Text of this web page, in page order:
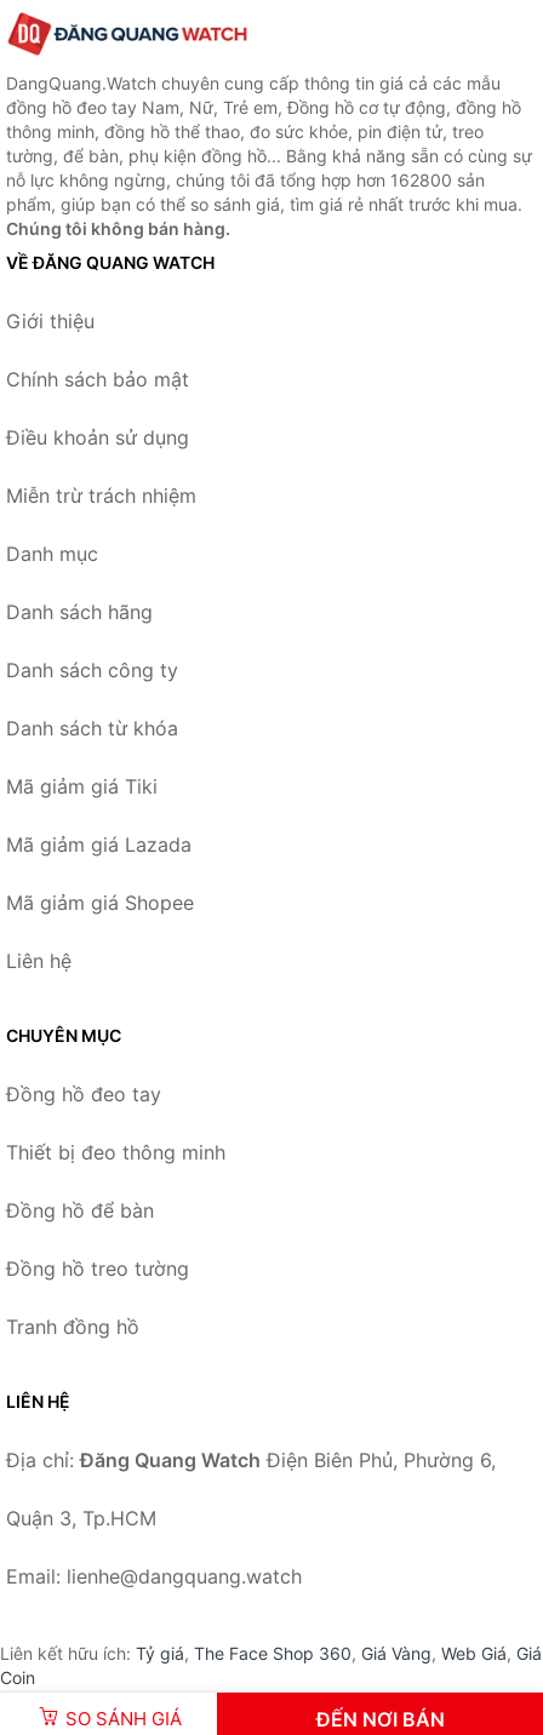
SO SÁNH GIÁ ĐẾN NƠI BÁN
DangQuang.Watch chuyên cung cấp thông tin giá cả các mẫu
đồng hồ đeo tay Nam, Nữ, Trẻ em, Đồng hồ cơ tự động, đồng hồ
thông minh, đồng hồ thể thao, đo sức khỏe, pin điện tử, treo
tường, để bàn, phụ kiện đồng hồ... Bằng khả năng sẵn có cùng sự
nỗ lực không ngừng, chúng tôi đã tổng hợp hơn 162800 sản
phẩm, giúp bạn có thể so sánh giá, tìm giá rẻ nhất trước khi mua.
Chúng tôi không bán hàng.
VỀ ĐĂNG QUANG WATCH
Giới thiệu
Chính sách bảo mật
Điều khoản sử dụng
Miễn trừ trách nhiệm
Danh mục
Danh sách hãng
Danh sách công ty
Danh sách từ khóa
Mã giảm giá Tiki
Mã giảm giá Lazada
Mã giảm giá Shopee
Liên hệ
CHUYÊN MỤC
Đồng hồ đeo tay
Thiết bị đeo thông minh
Đồng hồ để bàn
Đồng hồ treo tường
Tranh đồng hồ
LIÊN HỆ
Địa chỉ:Đăng Quang Watch Điện Biên Phủ, Phường 6,
Quận 3, Tp.HCM
Email: lienhe@dangquang.watch
Liên kết hữu ích: Tỷ giá, The Face Shop 360, Giá Vàng, Web Giá, Giá
Coin
© 2026 – DangQuang.Watch Đăng Quang Watch